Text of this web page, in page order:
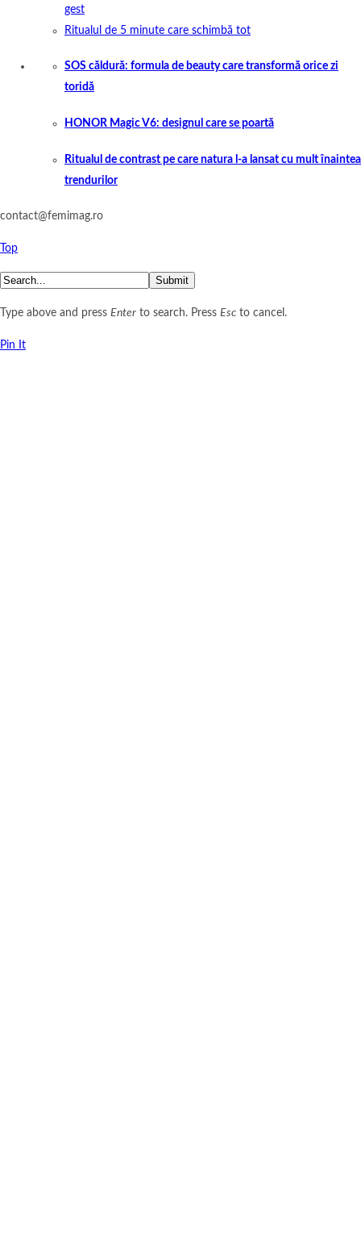
gest
Ritualul de 5 minute care schimbă tot
SOS căldură: formula de beauty care transformă orice zi
toridă
HONOR Magic V6: designul care se poartă
Ritualul de contrast pe care natura l-a lansat cu mult înaintea
trendurilor
contact@femimag.ro
Top
Submit
Type above and press Enter to search. Press Esc to cancel.
Pin It